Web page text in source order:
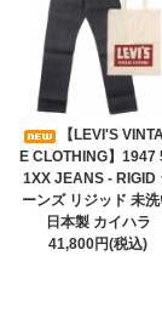
【LEVI'S
E CLOTHING】1947
1XX JEANS - RIGID
ーンズ リジッド 未
日本製 カイハラ
41,800円(税込)